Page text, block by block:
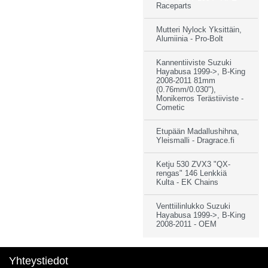
Raceparts
Mutteri Nylock Yksittäin,
Alumiinia - Pro-Bolt
Kannentiiviste Suzuki
Hayabusa 1999->, B-King
2008-2011 81mm
(0.76mm/0.030"),
Monikerros Terästiiviste -
Cometic
Etupään Madallushihna,
Yleismalli - Dragrace.fi
Ketju 530 ZVX3 "QX-
rengas" 146 Lenkkiä
Kulta - EK Chains
Venttiilinlukko Suzuki
Hayabusa 1999->, B-King
2008-2011 - OEM
Yhteystiedot